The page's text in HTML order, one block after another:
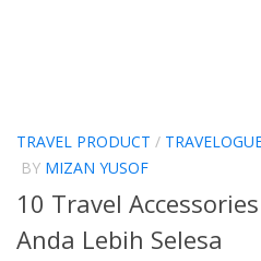
TRAVEL PRODUCT /
BY MIZAN YUSOF
10 Travel
Anda Lebih Selesa